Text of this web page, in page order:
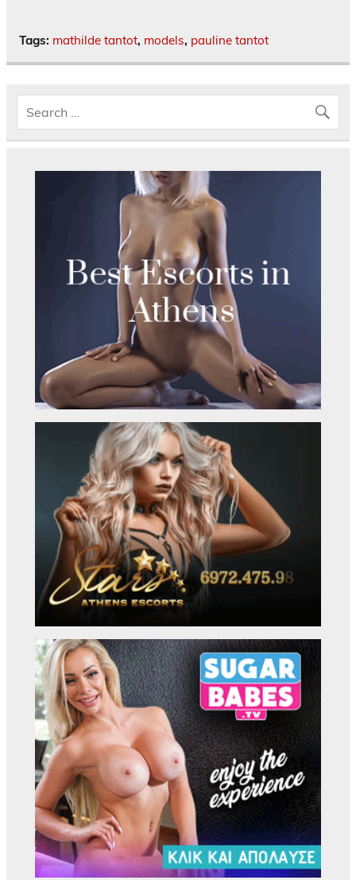
Tags: mathilde tantot, models, pauline tantot